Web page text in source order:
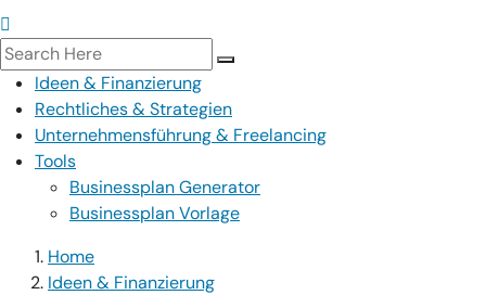
Ideen & Finanzierung
Rechtliches & Strategien
Unternehmensführung & Freelancing
Tools
Businessplan Generator
Businessplan Vorlage
Home
Ideen & Finanzierung